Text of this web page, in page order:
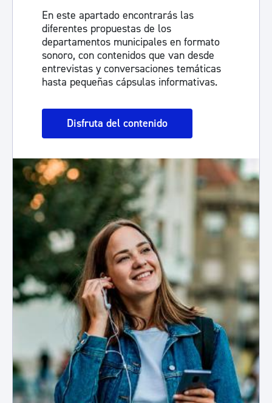
En este apartado encontrarás las
diferentes propuestas de los
departamentos municipales en formato
sonoro, con contenidos que van desde
entrevistas y conversaciones temáticas
hasta pequeñas cápsulas informativas.
Disfruta del contenido